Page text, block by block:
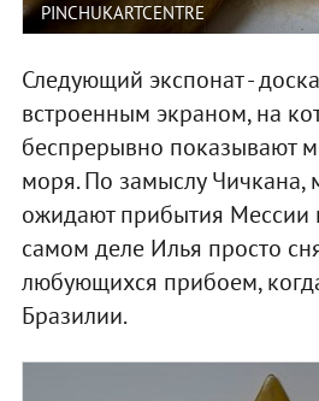
PINCHUKARTCENTRE
Следующий экспонат -
встроенным экраном, на
беспрерывно показывают
моря. По замыслу
ожидают прибытия Мессии
самом деле Илья просто
любующихся прибоем,
Бразилии.